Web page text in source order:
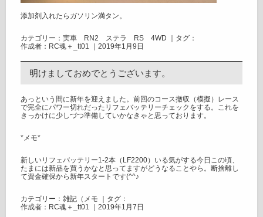
添加剤入れたらガソリン満タン。
カテゴリー： 実車 RN2 ステラ RS 4WD ｜タグ：
作成者：RC魂＋_tt01 ｜2019年1月9日
明けましておめでとうございます。
あっという間に新年を迎えました。前回のコース撤収（模擬）レース
で完全にパワー切れだったリフェバッテリーチェックをする。これを
きっかけに少しづつ準備していかなきゃと思っております。
*メモ*
新しいリフェバッテリー1-2本（LF2200）いる気がする今日この頃、
たまには新品を買うかなと思ってますがどうなることやら。断捨離し
て資金確保から新年スタートです(^^♪
カテゴリー： 雑記（メモ ｜タグ：
作成者：RC魂＋_tt01 ｜2019年1月7日